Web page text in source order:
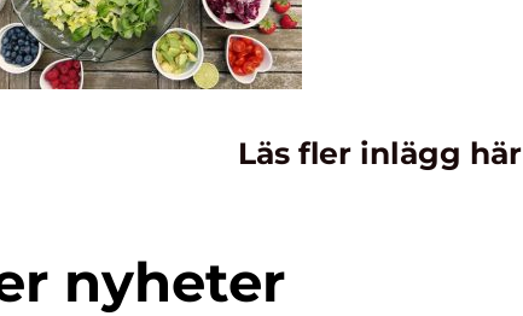
Läs fler inlägg här
nyheter